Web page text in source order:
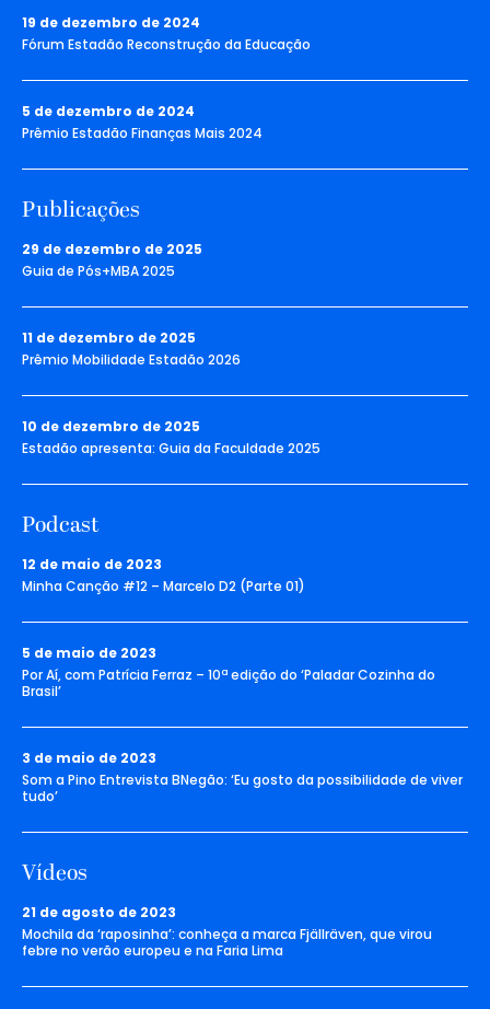
19 de dezembro de 2024
Fórum Estadão Reconstrução da Educação
5 de dezembro de 2024
Prêmio Estadão Finanças Mais 2024
Publicações
29 de dezembro de 2025
Guia de Pós+MBA 2025
11 de dezembro de 2025
Prêmio Mobilidade Estadão 2026
10 de dezembro de 2025
Estadão apresenta: Guia da Faculdade 2025
Podcast
12 de maio de 2023
Minha Canção #12 – Marcelo D2 (Parte 01)
5 de maio de 2023
Por Aí, com Patrícia Ferraz – 10ª edição do ‘Paladar Cozinha do
Brasil’
3 de maio de 2023
Som a Pino Entrevista BNegão: ‘Eu gosto da possibilidade de viver
tudo’
Vídeos
21 de agosto de 2023
Mochila da ‘raposinha’: conheça a marca Fjällräven, que virou
febre no verão europeu e na Faria Lima